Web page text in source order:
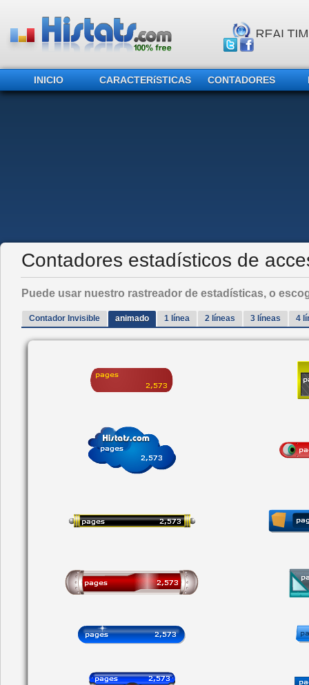
INICIO CARACTERíSTICAS CONTADORES
Contadores estadísticos de
Puede usar nuestro rastreador de estadísticas, o
Contador Invisible animado 1 línea 2 líneas 3 líneas 4